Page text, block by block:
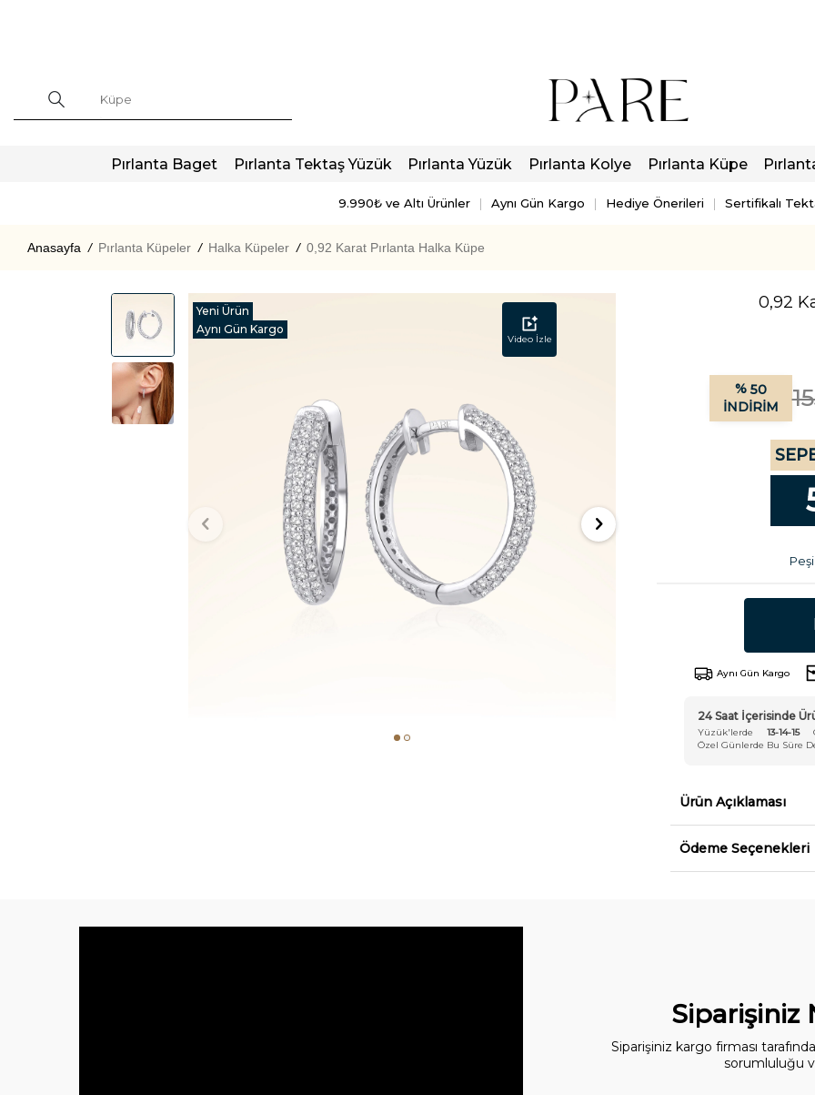
Pırlanta Baget Pırlanta Tektaş Yüzük Pırlanta Yüzük Pırlanta Kolye Pırlanta Küpe
9.990₺ ve Altı Ürünler Aynı Gün Kargo Hediye Önerileri Sertifikalı
Anasayfa / Pırlanta Küpeler / Halka Küpeler / 0,92 Karat Pırlanta Halka Küpe
Video İzle
Yeni Ürün
Aynı Gün Kargo
0,92
% 50
İNDIRIM
Aynı Gün Kargo
24 Saat İçerisinde
Yüzük'lerde 13-14-15
Özel Günlerde Bu Süre
Ürün Açıklaması
Ödeme Seçenekleri
Siparişiniz
Siparişiniz kargo firması
sorumluluğu